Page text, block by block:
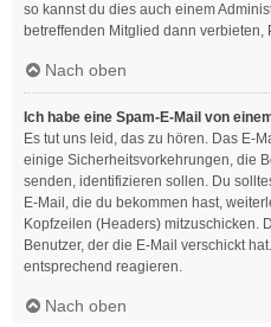
so kannst du dies auch einem
betreffenden Mitglied dann
Nach oben
Ich habe eine Spam-E-Mail von
Es tut uns leid, das zu hören. Das E-
einige Sicherheitsvorkehrungen, die
senden, identifizieren sollen. Du
E-Mail, die du bekommen hast,
Kopfzeilen (Headers) mitzuschicken.
Benutzer, der die E-Mail verschickt
entsprechend reagieren.
Nach oben